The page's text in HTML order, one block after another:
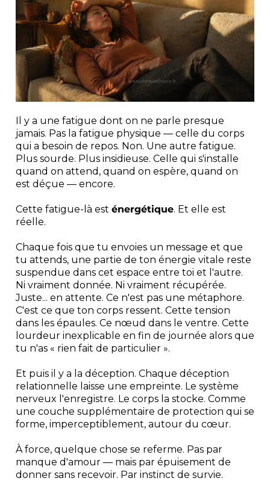
Il y a une fatigue dont on ne parle presque
jamais. Pas la fatigue physique — celle du corps
qui a besoin de repos. Non. Une autre fatigue.
Plus sourde. Plus insidieuse. Celle qui s'installe
quand on attend, quand on espère, quand on
est déçue — encore.
Cette fatigue-là est énergétique. Et elle est
réelle.
Chaque fois que tu envoies un message et que
tu attends, une partie de ton énergie vitale reste
suspendue dans cet espace entre toi et l'autre.
Ni vraiment donnée. Ni vraiment récupérée.
Juste... en attente. Ce n'est pas une métaphore.
C'est ce que ton corps ressent. Cette tension
dans les épaules. Ce nœud dans le ventre. Cette
lourdeur inexplicable en fin de journée alors que
tu n'as « rien fait de particulier ».
Et puis il y a la déception. Chaque déception
relationnelle laisse une empreinte. Le système
nerveux l'enregistre. Le corps la stocke. Comme
une couche supplémentaire de protection qui se
forme, imperceptiblement, autour du cœur.
À force, quelque chose se referme. Pas par
manque d'amour — mais par épuisement de
donner sans recevoir. Par instinct de survie.